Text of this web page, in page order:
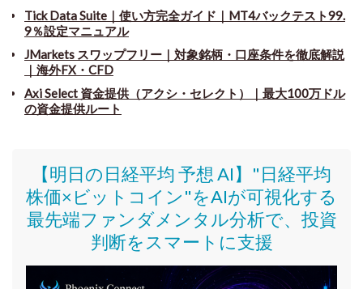
Tick Data Suite ｜ 使い方完全ガイド｜MT4バックテスト99.
9％設定マニュアル
JMarkets スワップフリー ｜ 対象銘柄・口座条件を徹底解説
｜海外FX・CFD
Axi Select 資金提供（アクシ・セレクト）｜最大100万ドル
の資金提供ルート
【明日の日経平均 予想 AI】"日経平均
株価×ビットコイン"をAIが可視化する
最先端ファンダメンタル分析で、投資
判断をスマートに支援